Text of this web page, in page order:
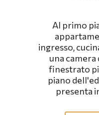
Al primo
ingresso,
una camera
finestrato
piano
presenta